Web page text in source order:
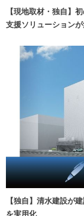
【現地取材・独自】
支援ソリューション
【独自】清水建設が
を実用化